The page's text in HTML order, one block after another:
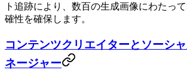
ト追跡により、数百の生成画像にわたっ
確性を確保します。
コンテンツクリエイターとソーシ
ネージャー